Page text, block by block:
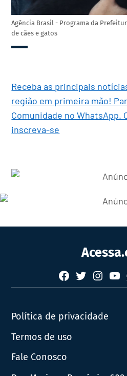
Agência Brasil - Programa da
de cães e gatos
Receba as principais
região em primeira mão!
Comunidade no WhatsApp.
inscreva-se
Facebook
Twitter
Política de privacidade
Termos de uso
Fale Conosco